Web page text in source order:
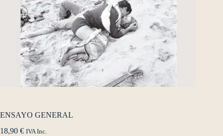
ENSAYO GENERAL
18,90 € IVA Inc.